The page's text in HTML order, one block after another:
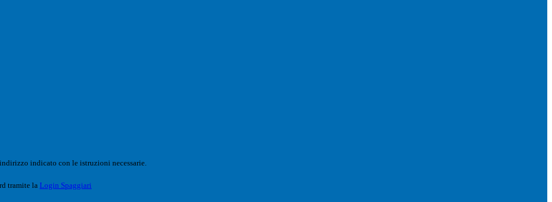
indicato con le istruzioni necessarie.
tramite la Login Spaggiari